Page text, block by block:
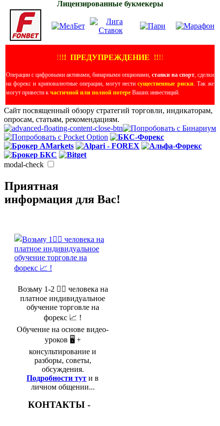
Лицензированные букмекеры
!!!! ПРЕДУПРЕЖДЕНИЕ !!!!
Операции с цифровыми активами, бинарными опционами, ставки на спорт, сделки
на форекс и криповалютные операции, могут нестисущественные риски. Так же
могут привести к частичной или полной потере Ваших инвестиций.
Сайт посвященный обзору стратегий торговли, индикаторам,
опросам, статьям, рекомендациям.
modal-check
Приятная
информация для Вас!
Возьму 1-2 🤵‍♂️ человека на
платное индивидуальное
обучение торговле на
форекс 📈 !
Обучение на основе видео-
уроков 🖥️ +
консультирование и
разборы, советы,
обсуждения.
Подробности тут и в
личном общении...
КОНТАКТЫ -